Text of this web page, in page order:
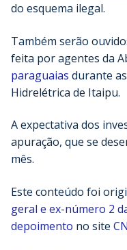
do esquema ilegal.
Também serão
feita por agentes da
paraguaias durante
Hidrelétrica de Itaipu.
A expectativa dos
apuração, que se
mês.
Este conteúdo foi
geral e ex-número 2
depoimento no site